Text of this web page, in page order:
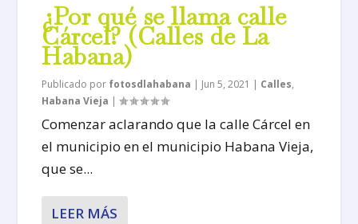
¿Por qué se llama calle
Cárcel? (Calles de La
Habana)
Publicado por fotosdlahabana Jun 5, 2021 Calles,
Habana Vieja |
Comenzar aclarando que la calle Cárcel en
el municipio en el municipio Habana Vieja,
que se...
LEER MÁS